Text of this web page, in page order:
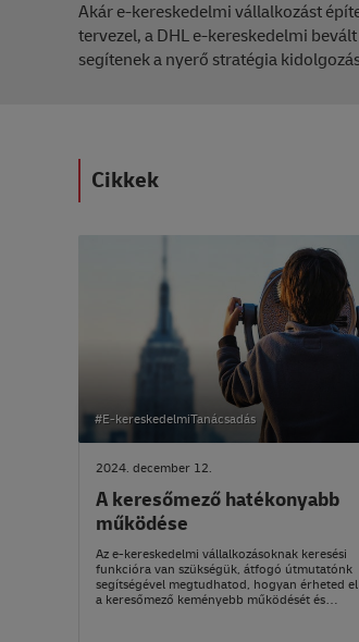
Akár e-kereskedelmi vállalkozást
tervezel, a DHL e-kereskedelmi
segítenek a nyerő stratégia
Cikkek
#E-kereskedelmiTanácsadás
2024. december 12.
A keresőmező hatékonyabb
működése
Az e-kereskedelmi vállalkozásoknak keresési
funkcióra van szükségük, átfogó útmutatónk
segítségével megtudhatod, hogyan érheted el
a keresőmező keményebb működését és